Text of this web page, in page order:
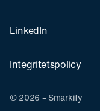
LinkedIn
Integritetspolicy
© 2026 – Smarkify